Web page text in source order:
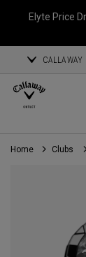
Elyte Price
CALLAWAY
Home Clubs